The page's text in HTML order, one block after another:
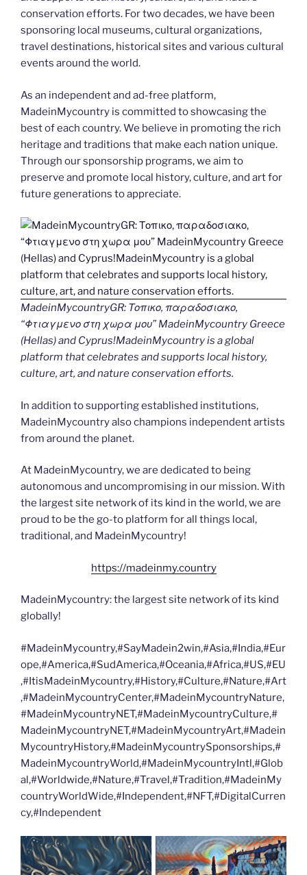
conservation efforts. For two decades, we have been
sponsoring local museums, cultural organizations,
travel destinations, historical sites and various cultural
events around the world.
As an independent and ad-free platform,
MadeinMycountry is committed to showcasing the
best of each country. We believe in promoting the rich
heritage and traditions that make each nation unique.
Through our sponsorship programs, we aim to
preserve and promote local history, culture, and art for
future generations to appreciate.
MadeinMycountryGR: Τοπικο, παραδοσιακο,
“Φτιαγμενο στη χωρα μου” MadeinMycountry Greece
(Hellas) and Cyprus!MadeinMycountry is a global
platform that celebrates and supports local history,
culture, art, and nature conservation efforts.
In addition to supporting established institutions,
MadeinMycountry also champions independent artists
from around the planet.
At MadeinMycountry, we are dedicated to being
autonomous and uncompromising in our mission. With
the largest site network of its kind in the world, we are
proud to be the go-to platform for all things local,
traditional, and MadeinMycountry!
https://madeinmy.country
MadeinMycountry: the largest site network of its kind
globally!
#MadeinMycountry,#SayMadein2win,#Asia,#India,#Eur
ope,#America,#SudAmerica,#Oceania,#Africa,#US,#EU
,#ItisMadeinMycountry,#History,#Culture,#Nature,#Art
,#MadeinMycountryCenter,#MadeinMycountryNature,
#MadeinMycountryNET,#MadeinMycountryCulture,#
MadeinMycountryNET,#MadeinMycountryArt,#Madein
MycountryHistory,#MadeinMycountrySponsorships,#
MadeinMycountryWorld,#MadeinMycountryIntl,#Glob
al,#Worldwide,#Nature,#Travel,#Tradition,#MadeinMy
countryWorldWide,#Independent,#NFT,#DigitalCurren
cy,#Independent